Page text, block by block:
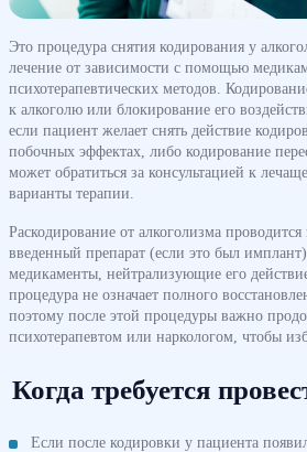
Это процедура снятия кодирования у
лечение от зависимости с помощью
психотерапевтических методов.
к алкоголю или блокирование его
если пациент желает снять действие
побочных эффектах, либо кодирование
может обратиться за консультацией к
варианты терапии.
Раскодирование от алкоголизма
введенный препарат (если это был
медикаменты, нейтрализующие его
процедура не означает полного
поэтому после этой процедуры важно
психотерапевтом или наркологом, чтобы
Когда требуется
Если после кодировки у пациента